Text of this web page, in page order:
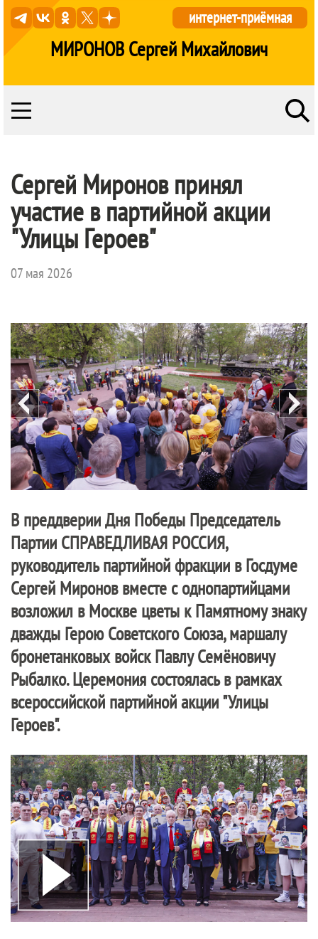
МИРОНОВ Сергей Михайлович
интернет-приёмная
Сергей Миронов принял
участие в партийной акции
"Улицы Героев"
07 мая 2026
В преддверии Дня Победы Председатель
Партии СПРАВЕДЛИВАЯ РОССИЯ,
руководитель партийной фракции в Госдуме
Сергей Миронов вместе с однопартийцами
возложил в Москве цветы к Памятному знаку
дважды Герою Советского Союза, маршалу
бронетанковых войск Павлу Семёновичу
Рыбалко. Церемония состоялась в рамках
всероссийской партийной акции "Улицы
Героев".